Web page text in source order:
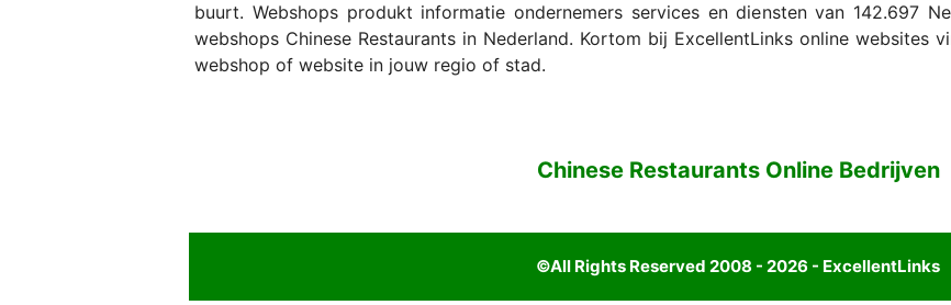
buurt. Webshops produkt informatie ondernemers services en diensten van 142.697
webshops Chinese Restaurants in Nederland. Kortom bij ExcellentLinks online websites
webshop of website in jouw regio of stad.
Chinese Restaurants Online Bedrijven
©All Rights Reserved 2008 - 2026 - ExcellentLinks